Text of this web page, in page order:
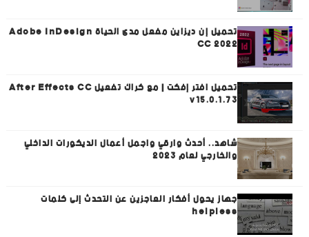
تحميل إن ديزاين مفعل مدى الحياة Adobe InDesign
CC 2022
تحميل افتر إفكت | مع كراك تفعيل After Effects CC
v15.0.1.73
شاهد.. أحدث وارقي واجمل أعمال الديكورات الداخلي
والخارجي لعام 2023
جهاز يحول أفكار العاجزين عن التحدث إلى كلمات
helpless